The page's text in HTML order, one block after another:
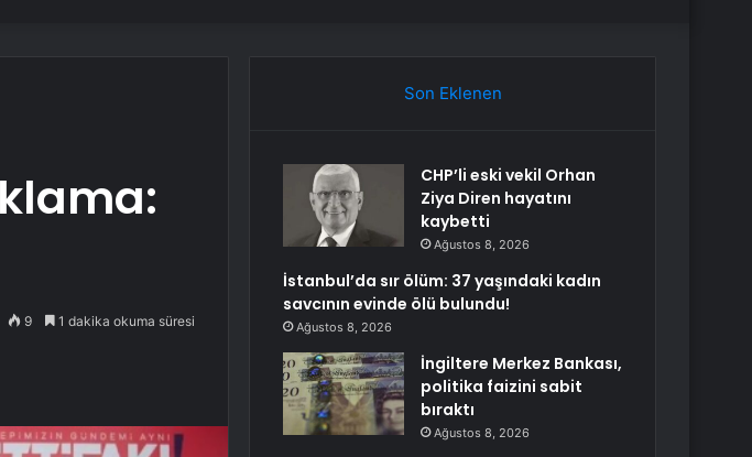
9 1 dakika okuma süresi
Son Eklenen
CHP’li eski vekil Orhan
Ziya Diren hayatını
kaybetti
Ağustos 8, 2026
İstanbul’da sır ölüm: 37 yaşındaki kadın
savcının evinde ölü bulundu!
Ağustos 8, 2026
İngiltere Merkez Bankası,
politika faizini sabit
bıraktı
Ağustos 8, 2026